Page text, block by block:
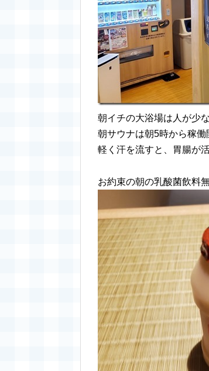
朝イチの大浴場は人が少
朝サウナは朝5時から稼働
軽く汗を流すと、胃腸が
お約束の朝の乳酸菌飲料